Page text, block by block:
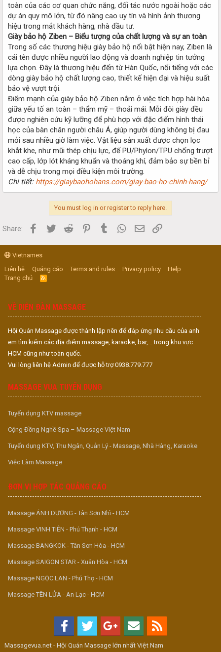
toàn của các cơ quan chức năng, đối tác nước ngoài hoặc các
dự án quy mô lớn, từ đó nâng cao uy tín và hình ảnh thương
hiệu trong mắt khách hàng, nhà đầu tư.
Giày bảo hộ Ziben – Biểu tượng của chất lượng và sự an toàn
Trong số các thương hiệu giày bảo hộ nổi bật hiện nay, Ziben là
cái tên được nhiều người lao động và doanh nghiệp tin tưởng
lựa chọn. Đây là thương hiệu đến từ Hàn Quốc, nổi tiếng với các
dòng giày bảo hộ chất lượng cao, thiết kế hiện đại và hiệu suất
bảo vệ vượt trội.
Điểm mạnh của giày bảo hộ Ziben nằm ở việc tích hợp hài hòa
giữa yếu tố an toàn – thẩm mỹ – thoải mái. Mỗi đôi giày đều
được nghiên cứu kỹ lưỡng để phù hợp với đặc điểm hình thái
học của bàn chân người châu Á, giúp người dùng không bị đau
mỏi sau nhiều giờ làm việc. Vật liệu sản xuất được chọn lọc
khắt khe, như mũi thép chịu lực, đế PU/Phylon/TPU chống trượt
cao cấp, lớp lót kháng khuẩn và thoáng khí, đảm bảo sự bền bỉ
và dễ chịu trong mọi điều kiện môi trường.
Chi tiết: https://giaybaohohans.com/giay-bao-ho-chinh-hang/
You must log in or register to reply here.
Share: Facebook
Twitter Reddit PinterestTumblr WhatsApp
Email
Vietnames
Liên hệ
Quảng cáo Terms and rules Privacy policy
Help
Trang chủ
R
S
VỀ DIỄN ĐÀN MASSAGE
Hội Quán Massage được thành lập nên để đáp ứng nhu cầu của anh
em tìm kiếm các địa điểm massage, karaoke, bar,... trong khu vực
HCM cũng như toàn quốc.
Vui lòng liên hệ Admin để được hỗ trợ 0938.779.777
MASSAGE VUA TUYỂN DỤNG
Tuyển dụng KTV massage
Cộng Đồng Nghề Spa – Massage Việt Nam
Tuyển dụng KTV, Thu Ngân, Quản Lý - Massage, Nhà Hàng, Karaoke
Việc Làm Massage
ĐƠN VỊ HỢP TÁC QUẢNG CÁO
Massage ÁNH DƯƠNG - Tân Sơn Nhì - HCM
Massage VINH TIÊN - Phú Thạnh - HCM
Massage BANGKOK - Tân Sơn Hòa - HCM
Massage SAIGON STAR - Xuân Hòa - HCM
Massage NGỌC LAN - Phú Thọ - HCM
Massage TÊN LỬA - An Lạc - HCM
Massagevua.net - Hội Quán Massage lớn nhất Việt Nam